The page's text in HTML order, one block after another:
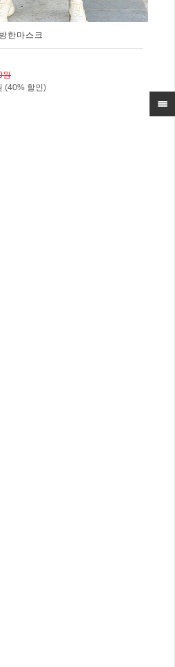
한마스크
원
(40% 할인)